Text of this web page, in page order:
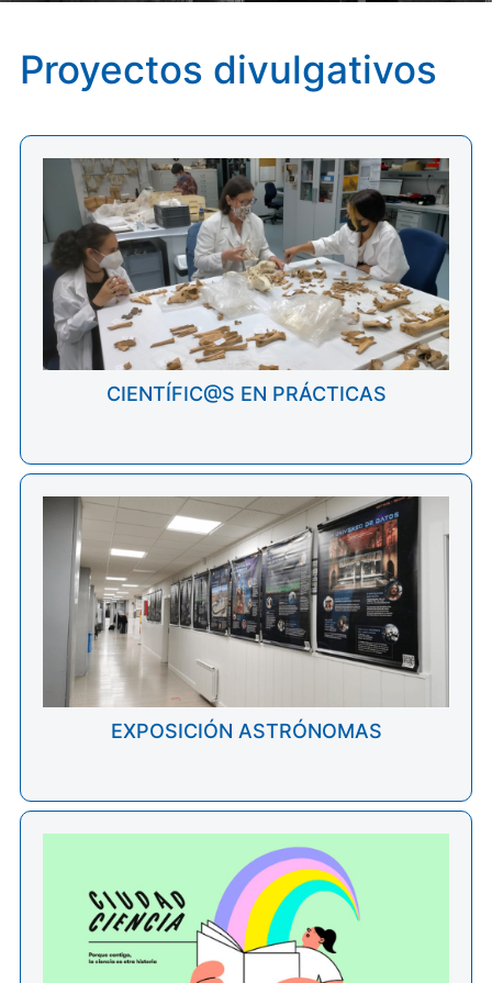
Proyectos divulgativos
CIENTÍFIC@S EN PRÁCTICAS
EXPOSICIÓN ASTRÓNOMAS